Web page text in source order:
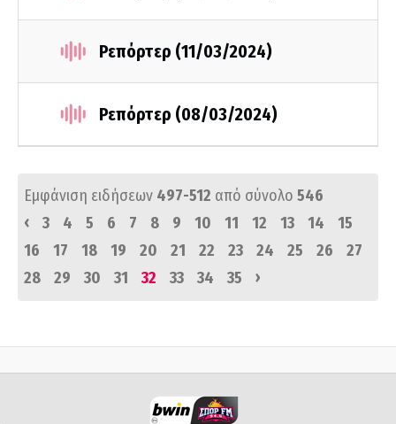
Ρεπόρτερ (11/03/2024)
Ρεπόρτερ (08/03/2024)
Εμφάνιση ειδήσεων 497-512 από σύνολο 546
‹
3 4 5 6 7 8 9 10 11 12 13 14
15
16
17 18 19 20 21 22 23 24 25 26
27
28
29 30 31 32 33 34 35 ›